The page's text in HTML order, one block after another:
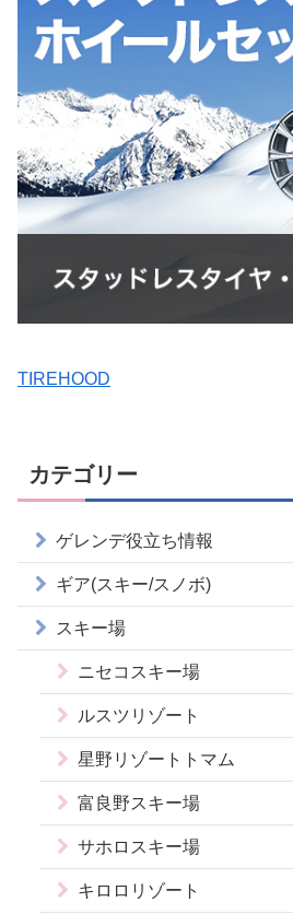
TIREHOOD
カテゴリー
ゲレンデ役立ち情報
ギア(スキー/スノボ)
スキー場
ニセコスキー場
ルスツリゾート
星野リゾートトマム
富良野スキー場
サホロスキー場
キロロリゾート